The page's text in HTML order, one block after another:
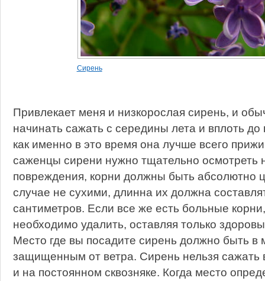
Сирень
Привлекает меня и низкорослая сирень, и
начинать сажать с середины лета и вплоть до
как именно в это время она лучше всего
саженцы сирени нужно тщательно осмотреть
повреждения, корни должны быть абсолютно
случае не сухими, длинна их должна
сантиметров. Если все же есть больные
необходимо удалить, оставляя только
Место где вы посадите сирень должно быть
защищенным от ветра. Сирень нельзя сажать
и на постоянном сквозняке. Когда место